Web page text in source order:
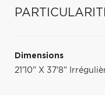
Dimensions
21'10" X 37'8"